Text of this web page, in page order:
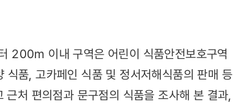
200m 이내 구역은 어린이 식품안전보호구역
식품, 고카페인 식품 및 정서저해식품의 판매 등
처 편의점과 문구점의 식품을 조사해 본 결과,